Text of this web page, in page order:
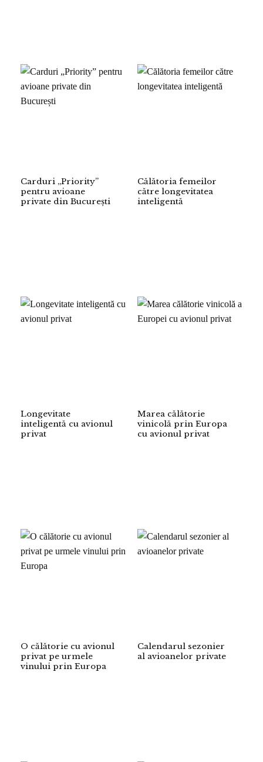
Carduri „Priority”
pentru avioane
private din București
Călătoria femeilor
către longevitatea
inteligentă
Longevitate
inteligentă cu avionul
privat
Marea călătorie
vinicolă prin Europa
cu avionul privat
O călătorie cu avionul
privat pe urmele
vinului prin Europa
Calendarul sezonier
al avioanelor private